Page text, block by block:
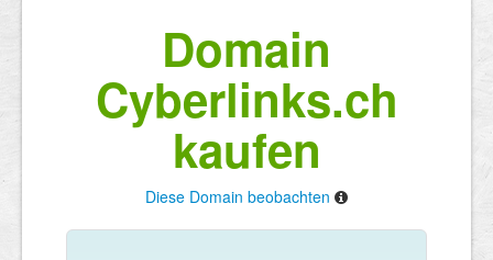
Domain
Cyberlinks.ch
kaufen
Diese Domain beobachten